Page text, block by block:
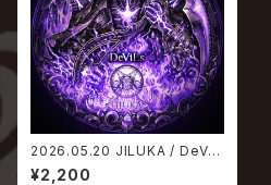
2026.05.20 JILUKA / DeViL
s
¥2,200